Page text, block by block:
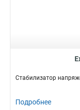
Стабилизатор
Подробнее